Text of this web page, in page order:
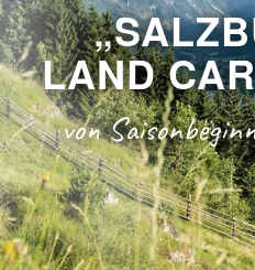
„
LAND
von